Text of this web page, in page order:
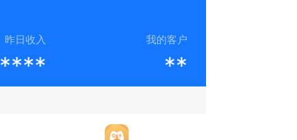
昨日收入 我的客户
**** **